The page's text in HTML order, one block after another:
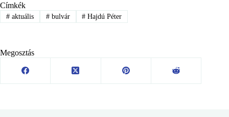
Címkék
#aktuális #bulvár # Hajdú Péter
Megosztás